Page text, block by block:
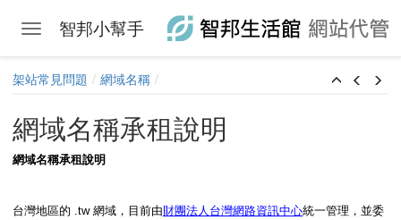
Toggle navigation
智邦小幫手
架站常見問題 網域名稱
網域名稱承租說明
網域名稱承租說明
台灣地區的 .tw 網域，目前由財團法人台灣網路資訊中心統一管理，並委